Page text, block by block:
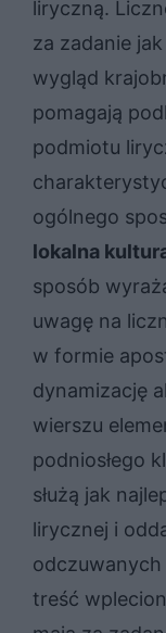
liryczną.
za zadanie
wygląd
pomagają
podmiotu
ogólnego
lokalna
sposób
uwagę na
w formie
dynamizację
wierszu
podniosłego
służą jak
lirycznej i
treść